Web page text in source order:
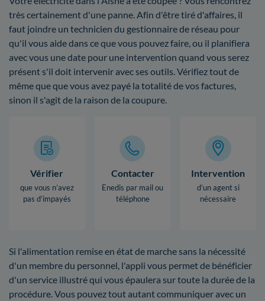
très certainement d'une panne. Afin d'être tiré d'affaires, il
faut joindre un technicien du gestionnaire de réseau pour
qu'il vous aide dans ce que vous pouvez faire, ou il planifiera
avec vous une date pour une intervention quand vous serez
présent s'il doit intervenir avec ses outils. Vérifiez tout de
même que que vous avez payé la totalité de vos factures,
sinon il s'agit de la raison de la coupure.
Vérifier
que vous n’avez
pas d’impayés
Contacter
Enedis par mail ou
téléphone
Intervention
d’un agent si
nécessaire
Si l'alimentation remise en état de marche sans la nécessité
d'un membre du personnel, l'appli vous permet de bénéficier
d'un service illustré qui vous épaulera sur toute la durée de la
procédure. Vous pouvez tout autant communiquer avec un